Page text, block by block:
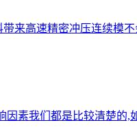
来高速精密冲压连续模不
素我们都是比较清楚的